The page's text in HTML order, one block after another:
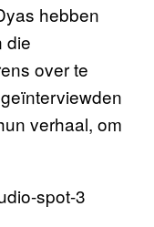
hebben
die
over te
verhaal, om